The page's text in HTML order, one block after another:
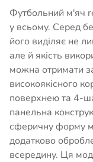
Футбольний м'яч
у всьому. Серед
його виділяє не
але й якість
можна отримати
високоякісного
поверхнею та 4-
панельна
сферичну форму
додатково
всередину. Ця